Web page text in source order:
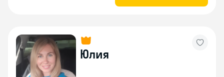
Юлия